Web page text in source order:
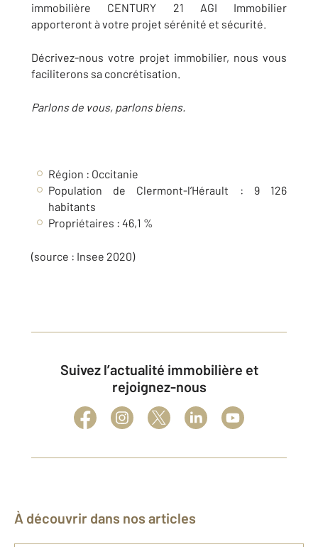
immobilière CENTURY 21 AGI Immobilier
apporteront à votre projet sérénité et sécurité.
Décrivez-nous votre projet immobilier, nous vous
faciliterons sa concrétisation.
Parlons de vous, parlons biens.
Région : Occitanie
Population de Clermont-l’Hérault : 9 126
habitants
Propriétaires : 46,1 %
(source : Insee 2020)
Suivez l’actualité immobilière et
rejoignez-nous
À découvrir dans nos articles